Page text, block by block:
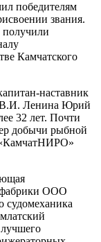
победителям
звания.
получили
Камчатского
наставник
В.И. Ленина Юрий
32 лет. Почти
добычи рыбной
«КамчатНИРО»
фабрики ООО
судомеханика